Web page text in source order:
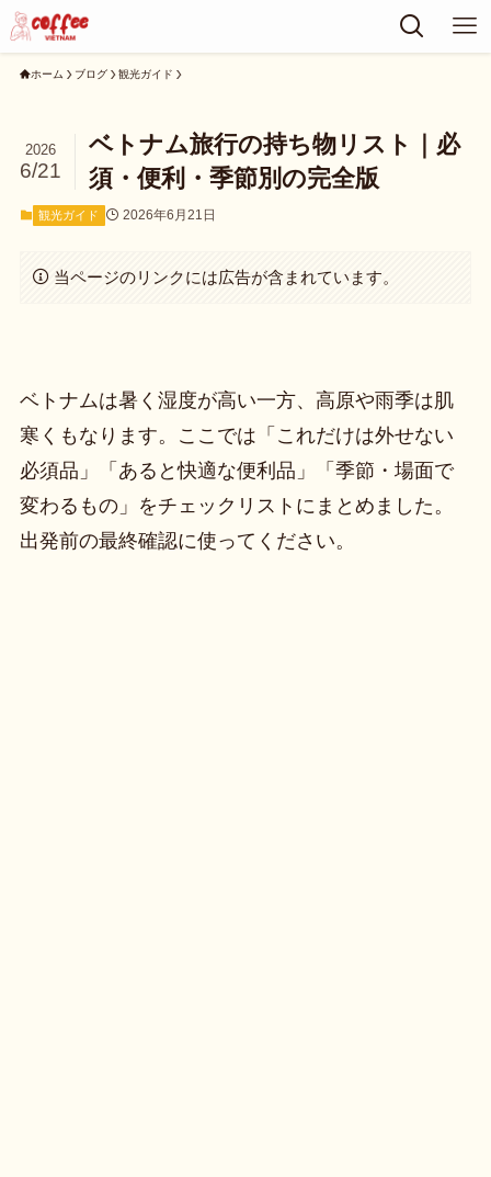
ホーム ブログ 観光ガイド
ベトナム旅行の持ち物リスト｜必
須・便利・季節別の完全版
2026
6/21
観光ガイド 2026年6月21日
当ページのリンクには広告が含まれています。
ベトナムは暑く湿度が高い一方、高原や雨季は肌
寒くもなります。ここでは「これだけは外せない
必須品」「あると快適な便利品」「季節・場面で
変わるもの」をチェックリストにまとめました。
出発前の最終確認に使ってください。